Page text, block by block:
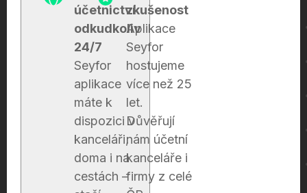
účetnictví
odkudkoliv
24/7
Seyfor
aplikace
máte k
dispozici v
kanceláři,
doma i na
cestách –
zkušenost
Aplikace
Seyfor
hostujeme
více než 25
let.
Důvěřují
nám účetní
kanceláře i
firmy z celé